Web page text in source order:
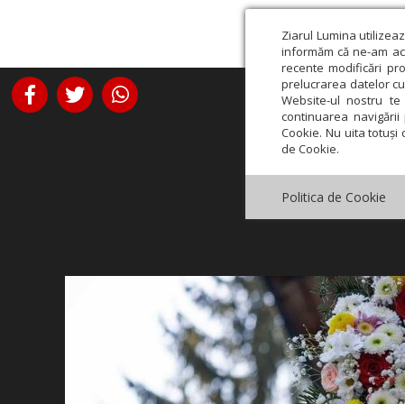
Ziarul Lumina
informăm că ne-am
recente modificări
prelucrarea datelor
Website-ul nostru
continuarea
Cookie. Nu uita
de Cookie.
Politica de Cookie